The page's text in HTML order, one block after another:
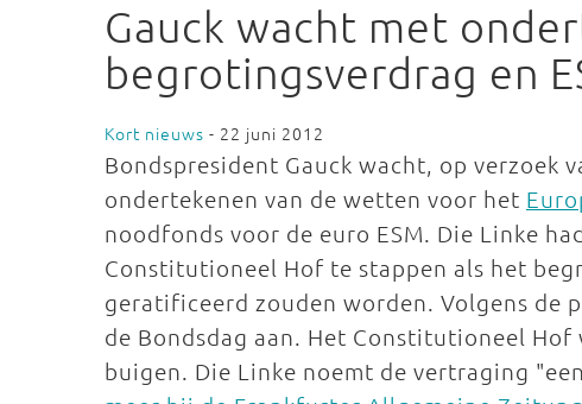
Gauck wacht met
begrotingsverdrag en
Kort nieuws - 22 juni 2012
Bondspresident Gauck wacht, op verzoek
ondertekenen van de wetten voor het
noodfonds voor de euro ESM. Die Linke
Constitutioneel Hof te stappen als het
geratificeerd zouden worden. Volgens de
de Bondsdag aan. Het Constitutioneel
buigen. Die Linke noemt de vertraging